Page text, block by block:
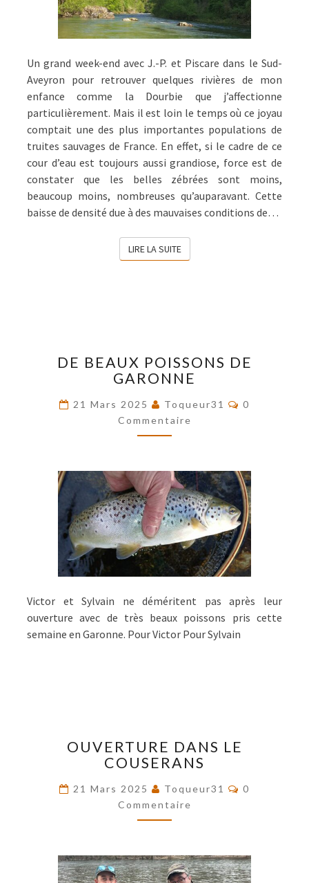
Un grand week-end avec J.-P. et Piscare dans le Sud-
Aveyron pour retrouver quelques rivières de mon
enfance comme la Dourbie que j’affectionne
particulièrement. Mais il est loin le temps où ce joyau
comptait une des plus importantes populations de
truites sauvages de France. En effet, si le cadre de ce
cour d’eau est toujours aussi grandiose, force est de
constater que les belles zébrées sont moins,
beaucoup moins, nombreuses qu’auparavant. Cette
baisse de densité due à des mauvaises conditions de…
LIRE LA SUITELIRE LA SUITE
BEAUX
POISSONS
GARONNE
DE BEAUX POISSONS DE
GARONNE
21 Mars 2025 Toqueur31
0
Commentaire
Victor et Sylvain ne déméritent pas après leur
ouverture avec de très beaux poissons pris cette
semaine en Garonne. Pour Victor Pour Sylvain
DANS
LE
OUVERTURE DANS LE
COUSERANS
21 Mars 2025 Toqueur31
0
Commentaire